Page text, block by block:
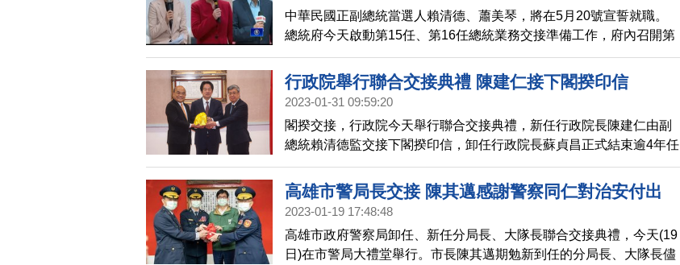
中華民國正副總統當選人賴清德、蕭美琴，將在5月20號宣誓就職。
總統府今天啟動第15任、第16任總統業務交接準備工作，府內召開第
一次交接小組會議，而接任總統交接小組為副總統當選人蕭美琴，同
時包括競選辦公室國政顧問團召集人鄭麗君、總幹事潘孟安、副總統
辦公室主任陳羿伶、民進黨代理秘書長楊懿珊。
行政院舉行聯合交接典禮 陳建仁接下閣揆印信
2023-01-31 09:59:20
閣揆交接，行政院今天舉行聯合交接典禮，新任行政院長陳建仁由副
總統賴清德監交接下閣揆印信，卸任行政院長蘇貞昌正式結束逾4年任
期。
高雄市警局長交接 陳其邁感謝警察同仁對治安付出
2023-01-19 17:48:48
高雄市政府警察局卸任、新任分局長、大隊長聯合交接典禮，今天(19
日)在市警局大禮堂舉行。市長陳其邁期勉新到任的分局長、大隊長儘